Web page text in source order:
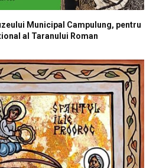
Municipal Campulung, pentru
al Taranului Roman